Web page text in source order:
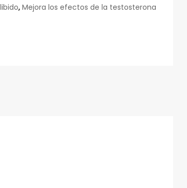
, Mejora los efectos de la testosterona